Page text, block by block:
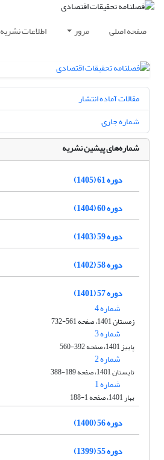
صفحه اصلی مرور اطلاعات نشریه
مقالات آماده انتشار
شماره جاری
شماره‌های پیشین نشریه
دوره 61 (1405)
دوره 60 (1404)
دوره 59 (1403)
دوره 58 (1402)
دوره 57 (1401)
شماره 4
زمستان 1401، صفحه 561-732
شماره 3
پاییز 1401، صفحه 392-560
شماره 2
تابستان 1401، صفحه 189-388
شماره 1
بهار 1401، صفحه 1-188
دوره 56 (1400)
دوره 55 (1399)